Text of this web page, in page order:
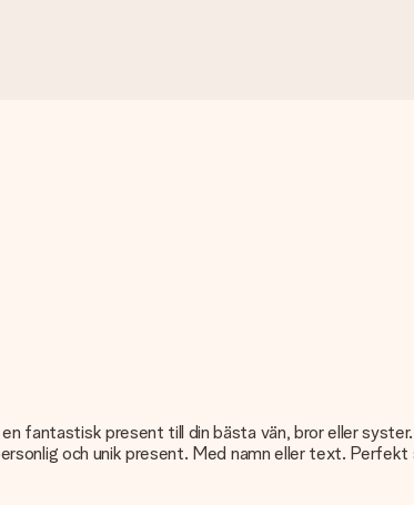
fantastisk present till din bästa vän, bror eller
och unik present. Med namn eller text.